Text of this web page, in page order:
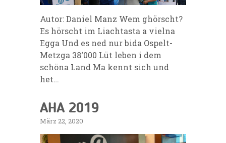
Autor: Daniel Manz Wem ghörscht?
Es hörscht im Liachtasta a vielna
Egga Und es ned nur bida Ospelt-
Metzga 38‘000 Lüt leben i dem
schöna Land Ma kennt sich und
het…
AHA 2019
März 22, 2020